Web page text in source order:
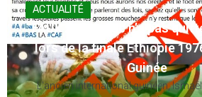
ACTUALITÉ
FAUX : Le Maroc n’a pas
lors de la finale Éthiopie
Guinée
L'ancien international guinéen,